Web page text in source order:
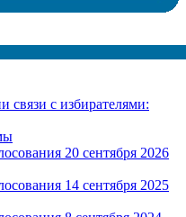
связи с избирателями:
20 сентября 2026
14 сентября 2025